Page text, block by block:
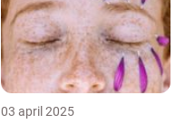
03 april 2025